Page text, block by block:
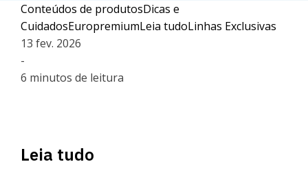
Conteúdos de produtosDicas e
CuidadosEuropremiumLeia tudoLinhas Exclusivas
13 fev. 2026
-
6 minutos de leitura
Leia tudo